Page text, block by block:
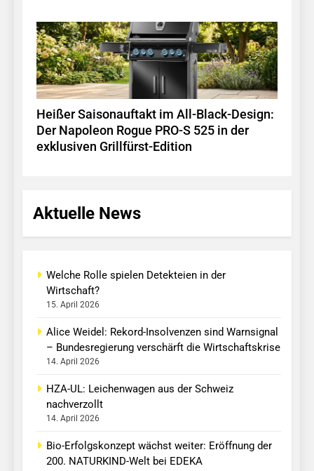
Heißer Saisonauftakt im All-Black-Design:
Der Napoleon Rogue PRO-S 525 in der
exklusiven Grillfürst-Edition
Aktuelle News
Welche Rolle spielen Detekteien in der
Wirtschaft?
15. April 2026
Alice Weidel: Rekord-Insolvenzen sind Warnsignal
– Bundesregierung verschärft die Wirtschaftskrise
14. April 2026
HZA-UL: Leichenwagen aus der Schweiz
nachverzollt
14. April 2026
Bio-Erfolgskonzept wächst weiter: Eröffnung der
200. NATURKIND-Welt bei EDEKA